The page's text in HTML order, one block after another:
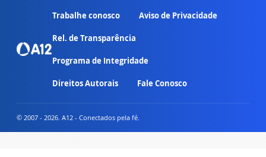
Trabalhe conosco Aviso de Privacidade
Rel. de Transparência
Programa de Integridade
Direitos Autorais Fale Conosco
© 2007 - 2026. A12 - Conectados pela fé.